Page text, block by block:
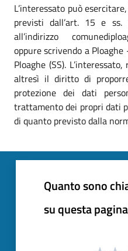
L’interessato può
previsti dall’art. 15 e ss.
all’indirizzo
oppure scrivendo a
Ploaghe (SS).
altresì il diritto di
protezione dei dati
trattamento dei propri dati
di quanto previsto dalla
Quanto sono
su questa